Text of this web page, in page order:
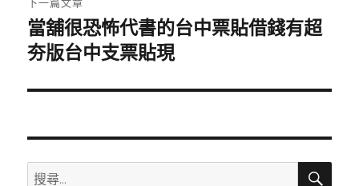
下
一
文
當舖很恐怖代書的台中票貼借錢有超
夯版台中支票貼現
搜
搜